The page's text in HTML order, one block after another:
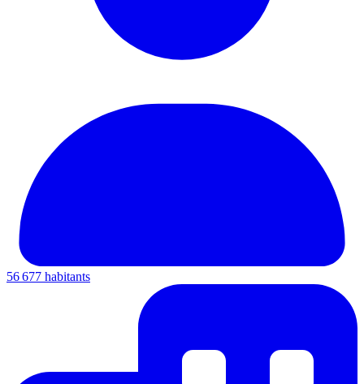
56 677 habitants